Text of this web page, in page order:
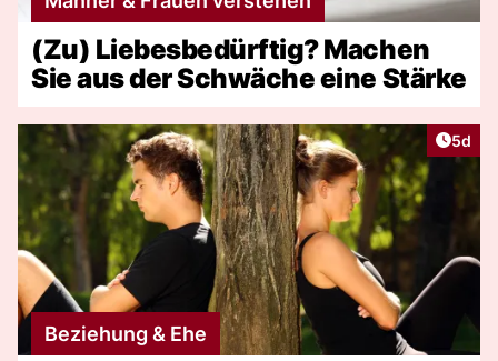
(Zu) Liebesbedürftig? Machen
Sie aus der Schwäche eine Stärke
5d
Beziehung & Ehe